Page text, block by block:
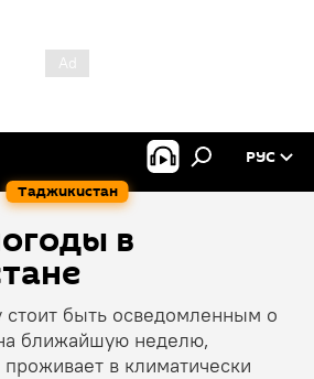
Таджикистан
РУС
в
быть осведомленным о
ближайшую неделю,
в климатически